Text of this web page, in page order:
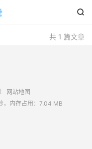

共 1 篇文章
网站地图
，内存占用：7.04 MB